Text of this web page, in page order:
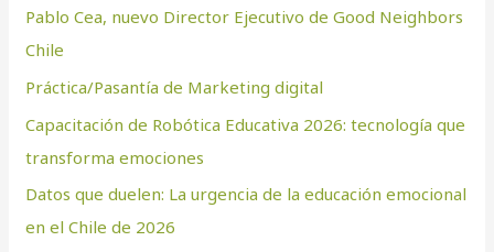
p
o
r
:
Pablo Cea, nuevo Director Ejecutivo de Good Neighbors
Chile
Práctica/Pasantía de Marketing digital
Capacitación de Robótica Educativa 2026: tecnología que
transforma emociones
Datos que duelen: La urgencia de la educación emocional
en el Chile de 2026